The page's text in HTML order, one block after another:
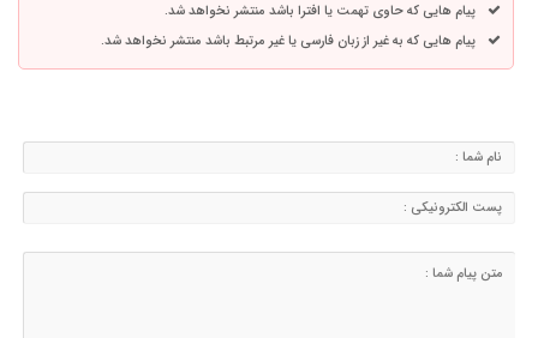
پیام هایی که حاوی تهمت یا افترا باشد منتشر نخواهد شد.
پیام هایی که به غیر از زبان فارسی یا غیر مرتبط باشد منتشر نخواهد شد.